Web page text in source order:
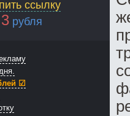
ссылку
3 рубля
☑